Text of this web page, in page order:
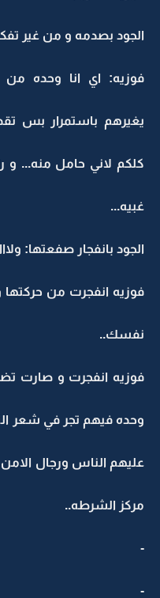
الجود بصدمه و من غير
فوزيه: اي انا وحده من
يغيرهم باستمرار بس
كلكم لاني حامل منه... و
غبيه...
الجود بانفجار صفعتها:
فوزيه انفجرت من
نفسك..
فوزيه انفجرت و صارت
وحده فيهم تجر في شعر
عليهم الناس ورجال
مركز الشرطه..
-
-